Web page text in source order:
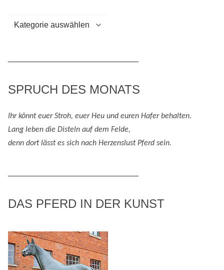
Kategorien
SPRUCH DES MONATS
Ihr könnt euer Stroh, euer Heu und euren Hafer behalten.
Lang leben die Disteln auf dem Felde,
denn dort lässt es sich nach Herzenslust Pferd sein.
DAS PFERD IN DER KUNST